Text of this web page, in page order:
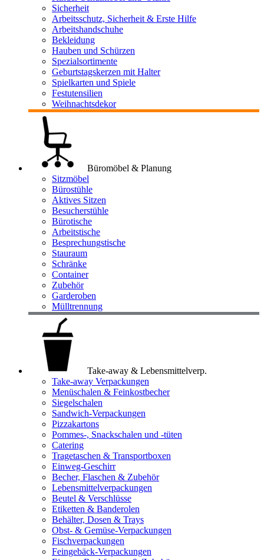
Sicherheit
Arbeitsschutz, Sicherheit & Erste Hilfe
Arbeitshandschuhe
Bekleidung
Hauben und Schürzen
Spezialsortimente
Geburtstagskerzen mit Halter
Spielkarten und Spiele
Festutensilien
Weihnachtsdekor
Büromöbel & Planung
Sitzmöbel
Bürostühle
Aktives Sitzen
Besucherstühle
Bürotische
Arbeitstische
Besprechungstische
Stauraum
Schränke
Container
Zubehör
Garderoben
Mülltrennung
Take-away & Lebensmittelverp.
Take-away Verpackungen
Menüschalen & Feinkostbecher
Siegelschalen
Sandwich-Verpackungen
Pizzakartons
Pommes-, Snackschalen und -tüten
Catering
Tragetaschen & Transportboxen
Einweg-Geschirr
Becher, Flaschen & Zubehör
Lebensmittelverpackungen
Beutel & Verschlüsse
Etiketten & Banderolen
Behälter, Dosen & Trays
Obst- & Gemüse-Verpackungen
Fischverpackungen
Feingebäck-Verpackungen